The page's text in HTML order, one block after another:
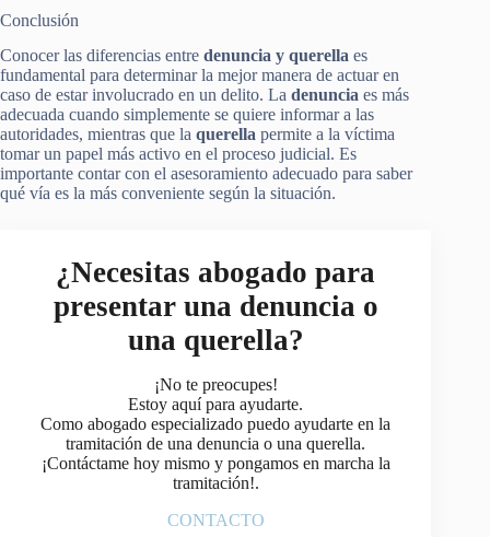
Conclusión
Conocer las diferencias entre denuncia y querella es
fundamental para determinar la mejor manera de actuar en
caso de estar involucrado en un delito. La denuncia es más
adecuada cuando simplemente se quiere informar a las
autoridades, mientras que la querella permite a la víctima
tomar un papel más activo en el proceso judicial. Es
importante contar con el asesoramiento adecuado para saber
qué vía es la más conveniente según la situación.
¿Necesitas abogado para
presentar una denuncia o
una querella?
¡No te preocupes!
Estoy aquí para ayudarte.
Como abogado especializado puedo ayudarte en la
tramitación de una denuncia o una querella.
¡Contáctame hoy mismo y pongamos en marcha la
tramitación!.
CONTACTO